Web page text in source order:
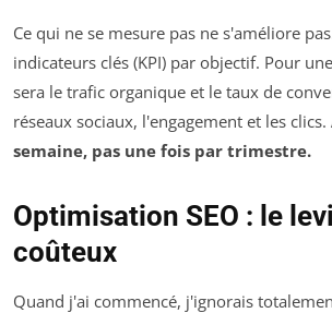
Ce qui ne se mesure pas ne s'améliore
indicateurs clés (KPI) par objectif. Pour
sera le trafic organique et le taux de
réseaux sociaux, l'engagement et les clics.
semaine, pas une fois par trimestre.
Optimisation SEO : le
coûteux
Quand j'ai commencé, j'ignorais